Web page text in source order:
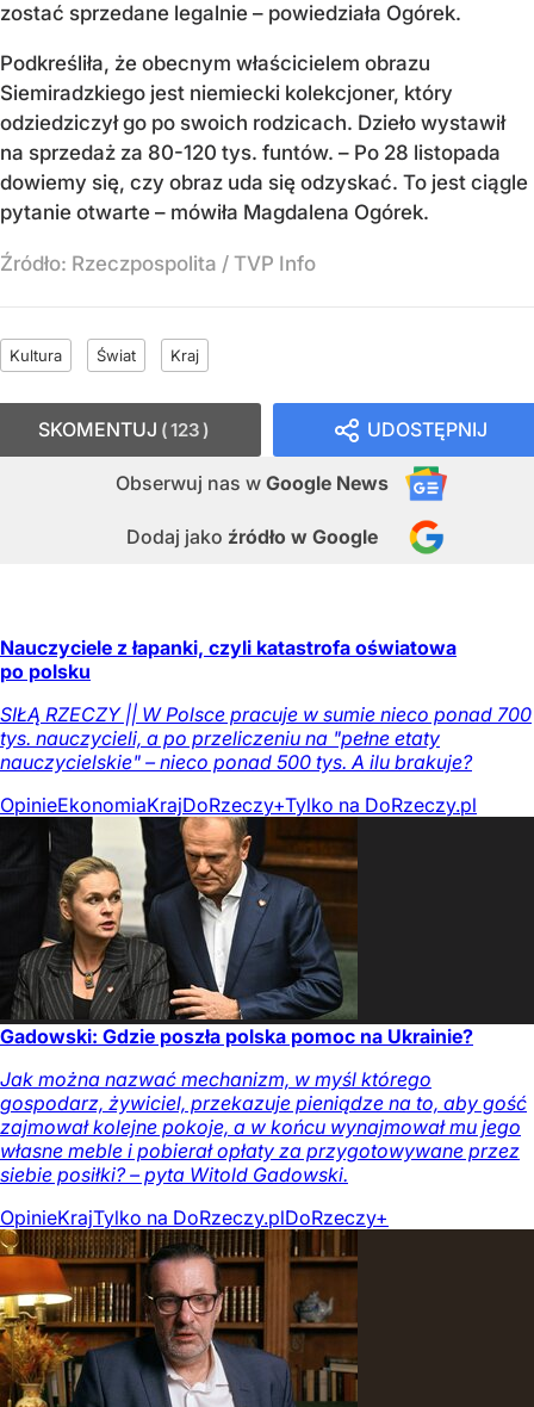
zostać sprzedane legalnie – powiedziała Ogórek.
Podkreśliła, że obecnym właścicielem obrazu
Siemiradzkiego jest niemiecki kolekcjoner, który
odziedziczył go po swoich rodzicach. Dzieło wystawił
na sprzedaż za 80-120 tys. funtów. – Po 28 listopada
dowiemy się, czy obraz uda się odzyskać. To jest ciągle
pytanie otwarte – mówiła Magdalena Ogórek.
Źródło: Rzeczpospolita / TVP Info
Kultura Świat Kraj
UDOSTĘPNIJ
Obserwuj nas w Google News
Dodaj jako źródło w Google
SKOMENTUJ 123
Nauczyciele z łapanki, czyli katastrofa oświatowa
po polsku
SIŁĄ RZECZY || W Polsce pracuje w sumie nieco ponad 700
tys. nauczycieli, a po przeliczeniu na "pełne etaty
nauczycielskie" – nieco ponad 500 tys. A ilu brakuje?
OpinieEkonomiaKrajDoRzeczy+Tylko na DoRzeczy.pl
Gadowski: Gdzie poszła polska pomoc na Ukrainie?
Jak można nazwać mechanizm, w myśl którego
gospodarz, żywiciel, przekazuje pieniądze na to, aby gość
zajmował kolejne pokoje, a w końcu wynajmował mu jego
własne meble i pobierał opłaty za przygotowywane przez
siebie posiłki? – pyta Witold Gadowski.
OpinieKrajTylko na DoRzeczy.plDoRzeczy+